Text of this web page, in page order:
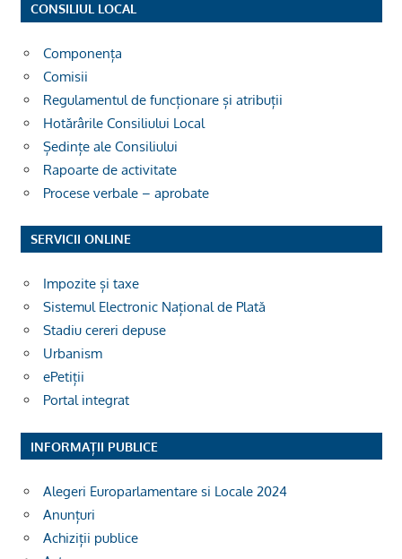
CONSILIUL LOCAL
Componența
Comisii
Regulamentul de funcționare și atribuții
Hotărârile Consiliului Local
Ședințe ale Consiliului
Rapoarte de activitate
Procese verbale – aprobate
SERVICII ONLINE
Impozite și taxe
Sistemul Electronic Național de Plată
Stadiu cereri depuse
Urbanism
ePetiții
Portal integrat
INFORMAȚII PUBLICE
Alegeri Europarlamentare si Locale 2024
Anunțuri
Achiziții publice